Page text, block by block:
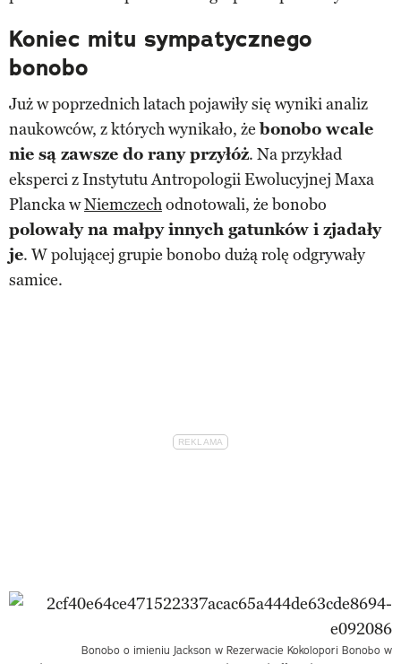
Koniec mitu sympatycznego
bonobo
Już w poprzednich latach pojawiły się wyniki analiz
naukowców, z których wynikało, żebonobo wcale
nie są zawsze do rany przyłóż. Na przykład
eksperci z Instytutu Antropologii Ewolucyjnej Maxa
Plancka wNiemczechodnotowali, że bonobo
polowały na małpy innych gatunków i zjadały
je. W polującej grupie bonobo dużą rolę odgrywały
samice.
Bonobo o imieniu Jackson w Rezerwacie Kokolopori Bonobo w